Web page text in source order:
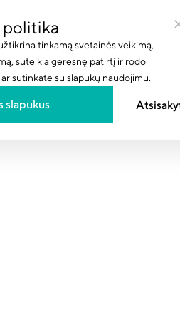
Projektai
Paslaugos
Produktai
politika
tinkamą svetainės veikimą,
suteikia geresnę patirtį ir rodo
sutinkate su slapukų naudojimu.
slapukus